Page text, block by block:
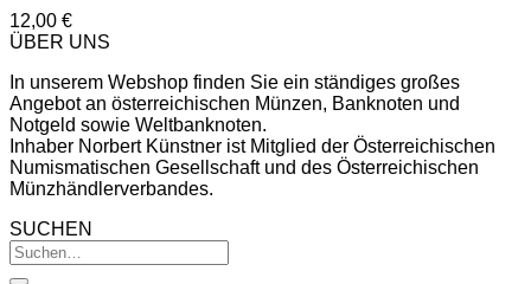
12,00 €
ÜBER UNS
In unserem Webshop finden Sie ein ständiges großes
Angebot an österreichischen Münzen, Banknoten und
Notgeld sowie Weltbanknoten.
Inhaber Norbert Künstner ist Mitglied der Österreichischen
Numismatischen Gesellschaft und des Österreichischen
Münzhändlerverbandes.
SUCHEN